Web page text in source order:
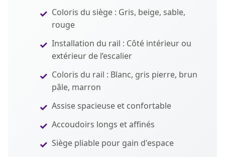
Coloris du siège : Gris, beige, sable,
rouge
Installation du rail : Côté intérieur ou
extérieur de l’escalier
Coloris du rail : Blanc, gris pierre, brun
pâle, marron
Assise spacieuse et confortable
Accoudoirs longs et affinés
Siège pliable pour gain d'espace